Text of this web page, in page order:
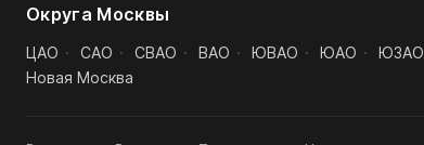
Округа Москвы
ЦАО · САО · СВАО · ВАО · ЮВАО · ЮАО · ЮЗАО
Новая Москва